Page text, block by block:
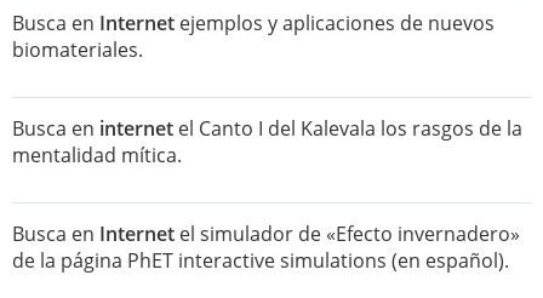
Busca en Internet ejemplos y aplicaciones de nuevos
biomateriales.
Busca en internet el Canto I del Kalevala los rasgos de la
mentalidad mítica.
Busca en Internet el simulador de «Efecto invernadero»
de la página PhET interactive simulations (en español).